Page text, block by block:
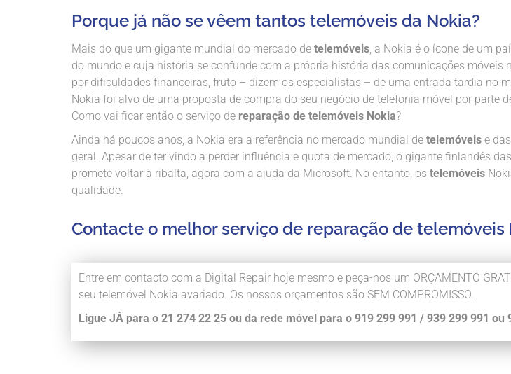
Porque já não se vêem tantos telemóveis da Nokia?
Mais do que um gigante mundial do mercado de telemóveis, a Nokia é o ícone de um
do mundo e cuja história se confunde com a própria história das comunicações móveis
por dificuldades financeiras, fruto – dizem os especialistas – de uma entrada tardia no
Nokia foi alvo de uma proposta de compra do seu negócio de telefonia móvel por parte
Como vai ficar então o serviço de reparação de telemóveis Nokia?
Ainda há poucos anos, a Nokia era a referência no mercado mundial de telemóveis e
geral. Apesar de ter vindo a perder influência e quota de mercado, o gigante finlandês
promete voltar à ribalta, agora com a ajuda da Microsoft. No entanto, os telemóveis
qualidade.
Contacte o melhor serviço de reparação de telemóveis
Entre em contacto com a Digital Repair hoje mesmo e peça-nos um ORÇAMENTO
seu telemóvel Nokia avariado. Os nossos orçamentos são SEM COMPROMISSO.
Ligue JÁ para o 21 274 22 25 ou da rede móvel para o 919 299 991 / 939 299 991 ou